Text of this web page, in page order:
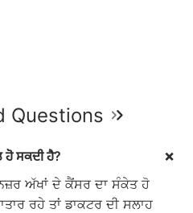
Questions
ਹੋ ਸਕਦੀ ਹੈ?
ਅੱਖਾਂ ਦੇ ਕੈਂਸਰ ਦਾ ਸੰਕੇਤ ਹੋ
ਰਹੇ ਤਾਂ ਡਾਕਟਰ ਦੀ ਸਲਾਹ